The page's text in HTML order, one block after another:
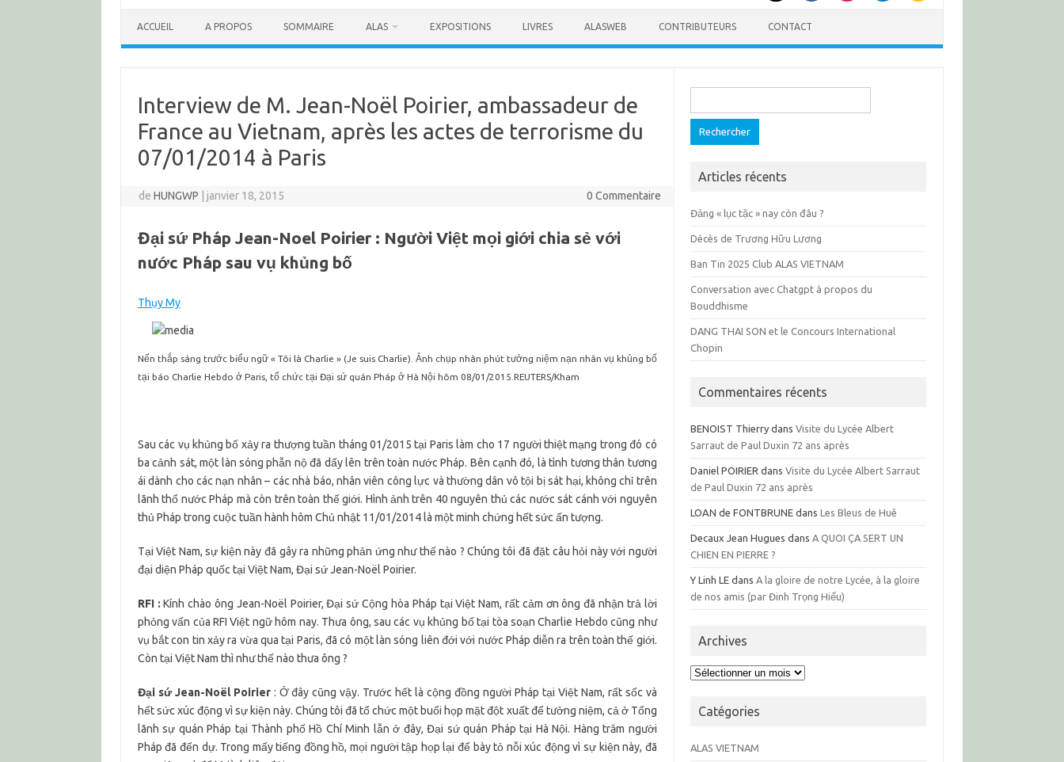
ACCUEIL A PROPOS SOMMAIRE ALAS EXPOSITIONS LIVRES ALASWEB CONTRIBUTEURS CONTACT
Interview de M. Jean-Noël Poirier, ambassadeur de
France au Vietnam, après les actes de terrorisme du
07/01/2014 à Paris
deHUNGWP janvier 18, 2015 0 Commentaire
Đại sứ Pháp Jean-Noel Poirier : Người Việt mọi giới chia sẻ với
nước Pháp sau vụ khủng bố
Thụy My
Nến thắp sáng trước biểu ngữ « Tôi là Charlie » (Je suis Charlie). Ảnh chụp nhân phút tưởng niệm nạn nhân vụ khủng bố
tại báo Charlie Hebdo ở Paris, tổ chức tại Đại sứ quán Pháp ở Hà Nội hôm 08/01/2015. REUTERS/Kham
Sau các vụ khủng bố xảy ra thượng tuần tháng 01/2015 tại Paris làm cho 17 người thiệt mạng trong đó có
ba cảnh sát, một làn sóng phẫn nộ đã dấy lên trên toàn nước Pháp. Bên cạnh đó, là tình tương thân tương
ái dành cho các nạn nhân – các nhà báo, nhân viên công lực và thường dân vô tội bị sát hại, không chỉ trên
lãnh thổ nước Pháp mà còn trên toàn thế giới. Hình ảnh trên 40 nguyên thủ các nước sát cánh với nguyên
thủ Pháp trong cuộc tuần hành hôm Chủ nhật 11/01/2014 là một minh chứng hết sức ấn tượng.
Tại Việt Nam, sự kiện này đã gây ra những phản ứng như thế nào ? Chúng tôi đã đặt câu hỏi này với người
đại diện Pháp quốc tại Việt Nam, Đại sứ Jean-Noël Poirier.
RFI : Kính chào ông Jean-Noël Poirier, Đại sứ Cộng hòa Pháp tại Việt Nam, rất cảm ơn ông đã nhận trả lời
phỏng vấn của RFI Việt ngữ hôm nay. Thưa ông, sau các vụ khủng bố tại tòa soạn Charlie Hebdo cũng như
vụ bắt con tin xảy ra vừa qua tại Paris, đã có một làn sóng liên đới với nước Pháp diễn ra trên toàn thế giới.
Còn tại Việt Nam thì như thế nào thưa ông ?
Đại sứ Jean-Noël Poirier : Ở đây cũng vậy. Trước hết là cộng đồng người Pháp tại Việt Nam, rất sốc và
hết sức xúc động vì sự kiện này. Chúng tôi đã tổ chức một buổi họp mặt đột xuất để tưởng niệm, cả ở Tổng
lãnh sự quán Pháp tại Thành phố Hồ Chí Minh lẫn ở đây, Đại sứ quán Pháp tại Hà Nội. Hàng trăm người
Pháp đã đến dự. Trong mấy tiếng đồng hồ, mọi người tập họp lại để bày tỏ nỗi xúc động vì sự kiện này, đã
Articles récents
Đảng « lục tặc » nay còn đâu ?
Décès de Trương Hữu Lương
Ban Tin 2025 Club ALAS VIETNAM
Conversation avec Chatgpt à propos du
Bouddhisme
DANG THAI SON et le Concours International
Chopin
Commentaires récents
BENOIST Thierry dansVisite du Lycée Albert
Sarraut de Paul Duxin 72 ans après
Daniel POIRIER dansVisite du Lycée Albert Sarraut
de Paul Duxin 72 ans après
LOAN de FONTBRUNE dansLes Bleus de Huê
Decaux Jean Hugues dansA QUOI ÇA SERT UN
CHIEN EN PIERRE ?
Y Linh LE dansA la gloire de notre Lycée, à la gloire
de nos amis (par Đinh Trọng Hiếu)
Archives
Archives
Catégories
ALAS VIETNAM